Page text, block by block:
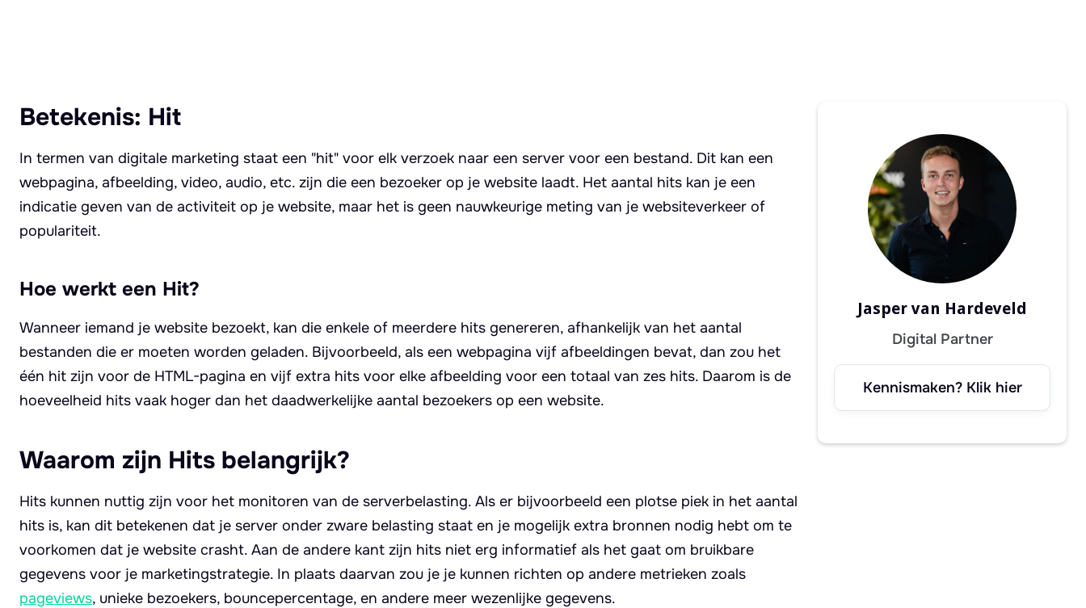
Betekenis: Hit
In termen van digitale marketing staat een "hit" voor elk verzoek naar een server voor een bestand. Dit kan een
webpagina, afbeelding, video, audio, etc. zijn die een bezoeker op je website laadt. Het aantal hits kan je een
indicatie geven van de activiteit op je website, maar het is geen nauwkeurige meting van je websiteverkeer of
populariteit.
Hoe werkt een Hit?
Wanneer iemand je website bezoekt, kan die enkele of meerdere hits genereren, afhankelijk van het aantal
bestanden die er moeten worden geladen. Bijvoorbeeld, als een webpagina vijf afbeeldingen bevat, dan zou het
één hit zijn voor de HTML-pagina en vijf extra hits voor elke afbeelding voor een totaal van zes hits. Daarom is de
hoeveelheid hits vaak hoger dan het daadwerkelijke aantal bezoekers op een website.
Waarom zijn Hits belangrijk?
Hits kunnen nuttig zijn voor het monitoren van de serverbelasting. Als er bijvoorbeeld een plotse piek in het aantal
hits is, kan dit betekenen dat je server onder zware belasting staat en je mogelijk extra bronnen nodig hebt om te
voorkomen dat je website crasht. Aan de andere kant zijn hits niet erg informatief als het gaat om bruikbare
gegevens voor je marketingstrategie. In plaats daarvan zou je je kunnen richten op andere metrieken zoals
pageviews, unieke bezoekers, bouncepercentage, en andere meer wezenlijke gegevens.
Jasper van Hardeveld
Digital Partner
Kennismaken? Klik hier